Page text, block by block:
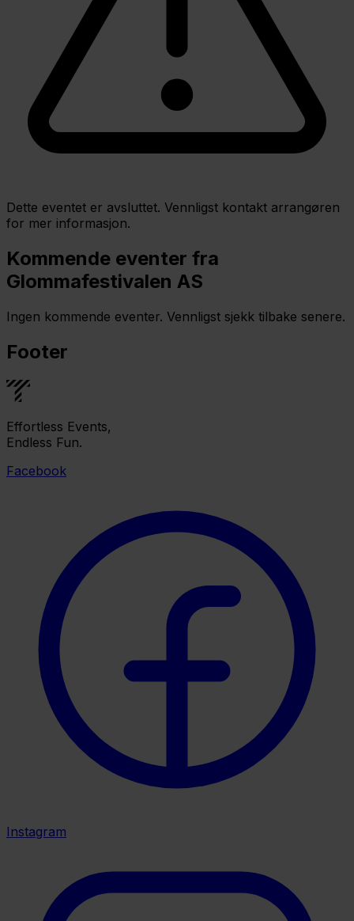
Dette eventet er avsluttet. Vennligst kontakt arrangøren
for mer informasjon.
Kommende eventer fra
Glommafestivalen AS
Ingen kommende eventer. Vennligst sjekk tilbake senere.
Footer
Effortless Events,
Endless Fun.
Facebook
Instagram